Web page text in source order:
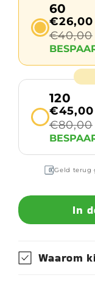
60
€26,00
€40,00
120
€45,00
€80,00
Geld terug
In
Waarom